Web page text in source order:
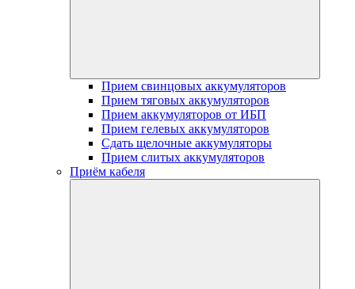
Прием свинцовых аккумуляторов
Прием тяговых аккумуляторов
Прием аккумуляторов от ИБП
Прием гелевых аккумуляторов
Сдать щелочные аккумуляторы
Прием слитых аккумуляторов
Приём кабеля